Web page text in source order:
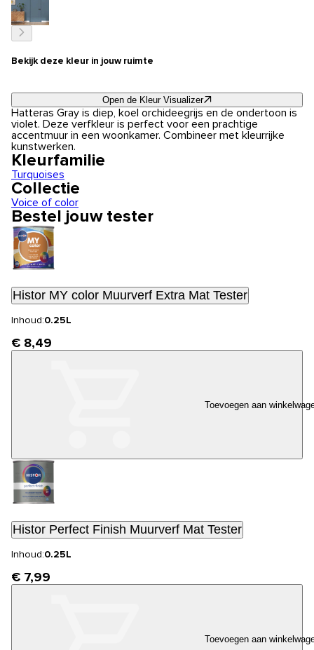
Bekijk deze kleur in jouw ruimte
Open de Kleur Visualizer
Hatteras Gray is diep, koel orchideegrijs en de ondertoon is
violet. Deze verfkleur is perfect voor een prachtige
accentmuur in een woonkamer. Combineer met kleurrijke
kunstwerken.
Kleurfamilie
Turquoises
Collectie
Voice of color
Bestel jouw tester
Histor MY color Muurverf Extra Mat Tester
Inhoud:0.25L
€ 8,49
Toevoegen aan
Histor Perfect Finish Muurverf Mat Tester
Inhoud:0.25L
€ 7,99
Toevoegen aan